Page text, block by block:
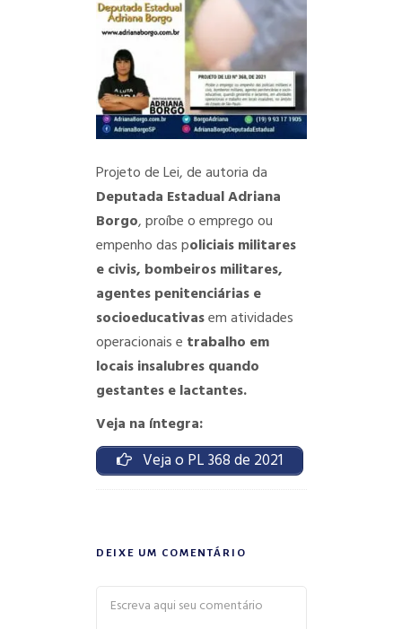
Projeto de Lei, de autoria da
Deputada Estadual Adriana
Borgo, proíbe o emprego ou
empenho das policiais militares
e civis, bombeiros militares,
agentes penitenciárias e
socioeducativasem atividades
operacionais e trabalho em
locais insalubres quando
gestantes e lactantes.
Veja na íntegra:
Veja o PL 368 de 2021
DEIXE UM COMENTÁRIO